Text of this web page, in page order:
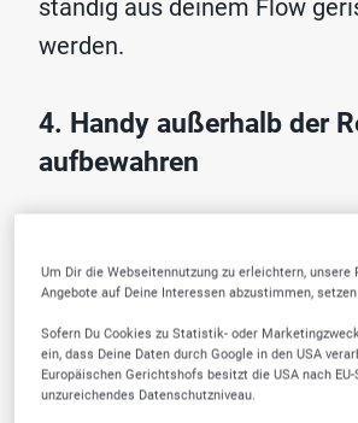
ständig aus deinem Flow
werden.
4. Handy außerhalb der
aufbewahren
dernicht direkt auf deinem
Versuchung, es während der
zu checken.
Um Dir die Webseitennutzung zu erleichtern, unsere
Angebote auf Deine Interessen abzustimmen,
Sofern Du Cookies zu Statistik- oder
ein, dass Deine Daten durch Google in den USA
Europäischen Gerichtshofs besitzt die USA nach
unzureichendes Datenschutzniveau.